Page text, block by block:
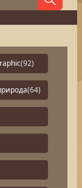
(92)
(64)